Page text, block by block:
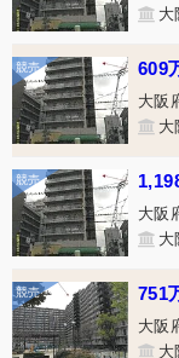
大
609
大阪
大
大阪
大
751
大阪
大